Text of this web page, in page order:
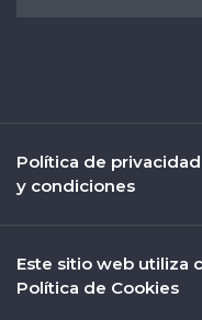
Política de privacidad
y condiciones
Este sitio web utiliza
Política de Cookies